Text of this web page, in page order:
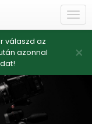
válaszd az
azonnal
×